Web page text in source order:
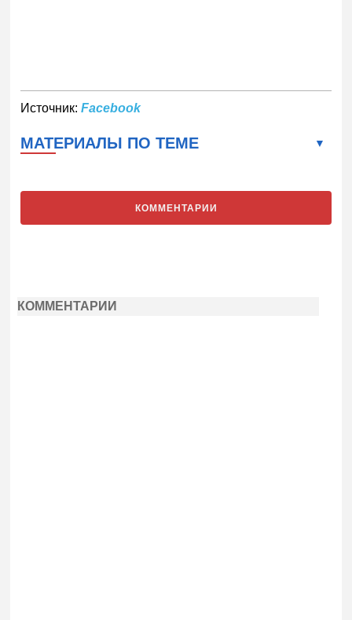
Источник:Facebook
МАТЕРИАЛЫ ПО ТЕМЕ
КОММЕНТАРИИ
КОММЕНТАРИИ